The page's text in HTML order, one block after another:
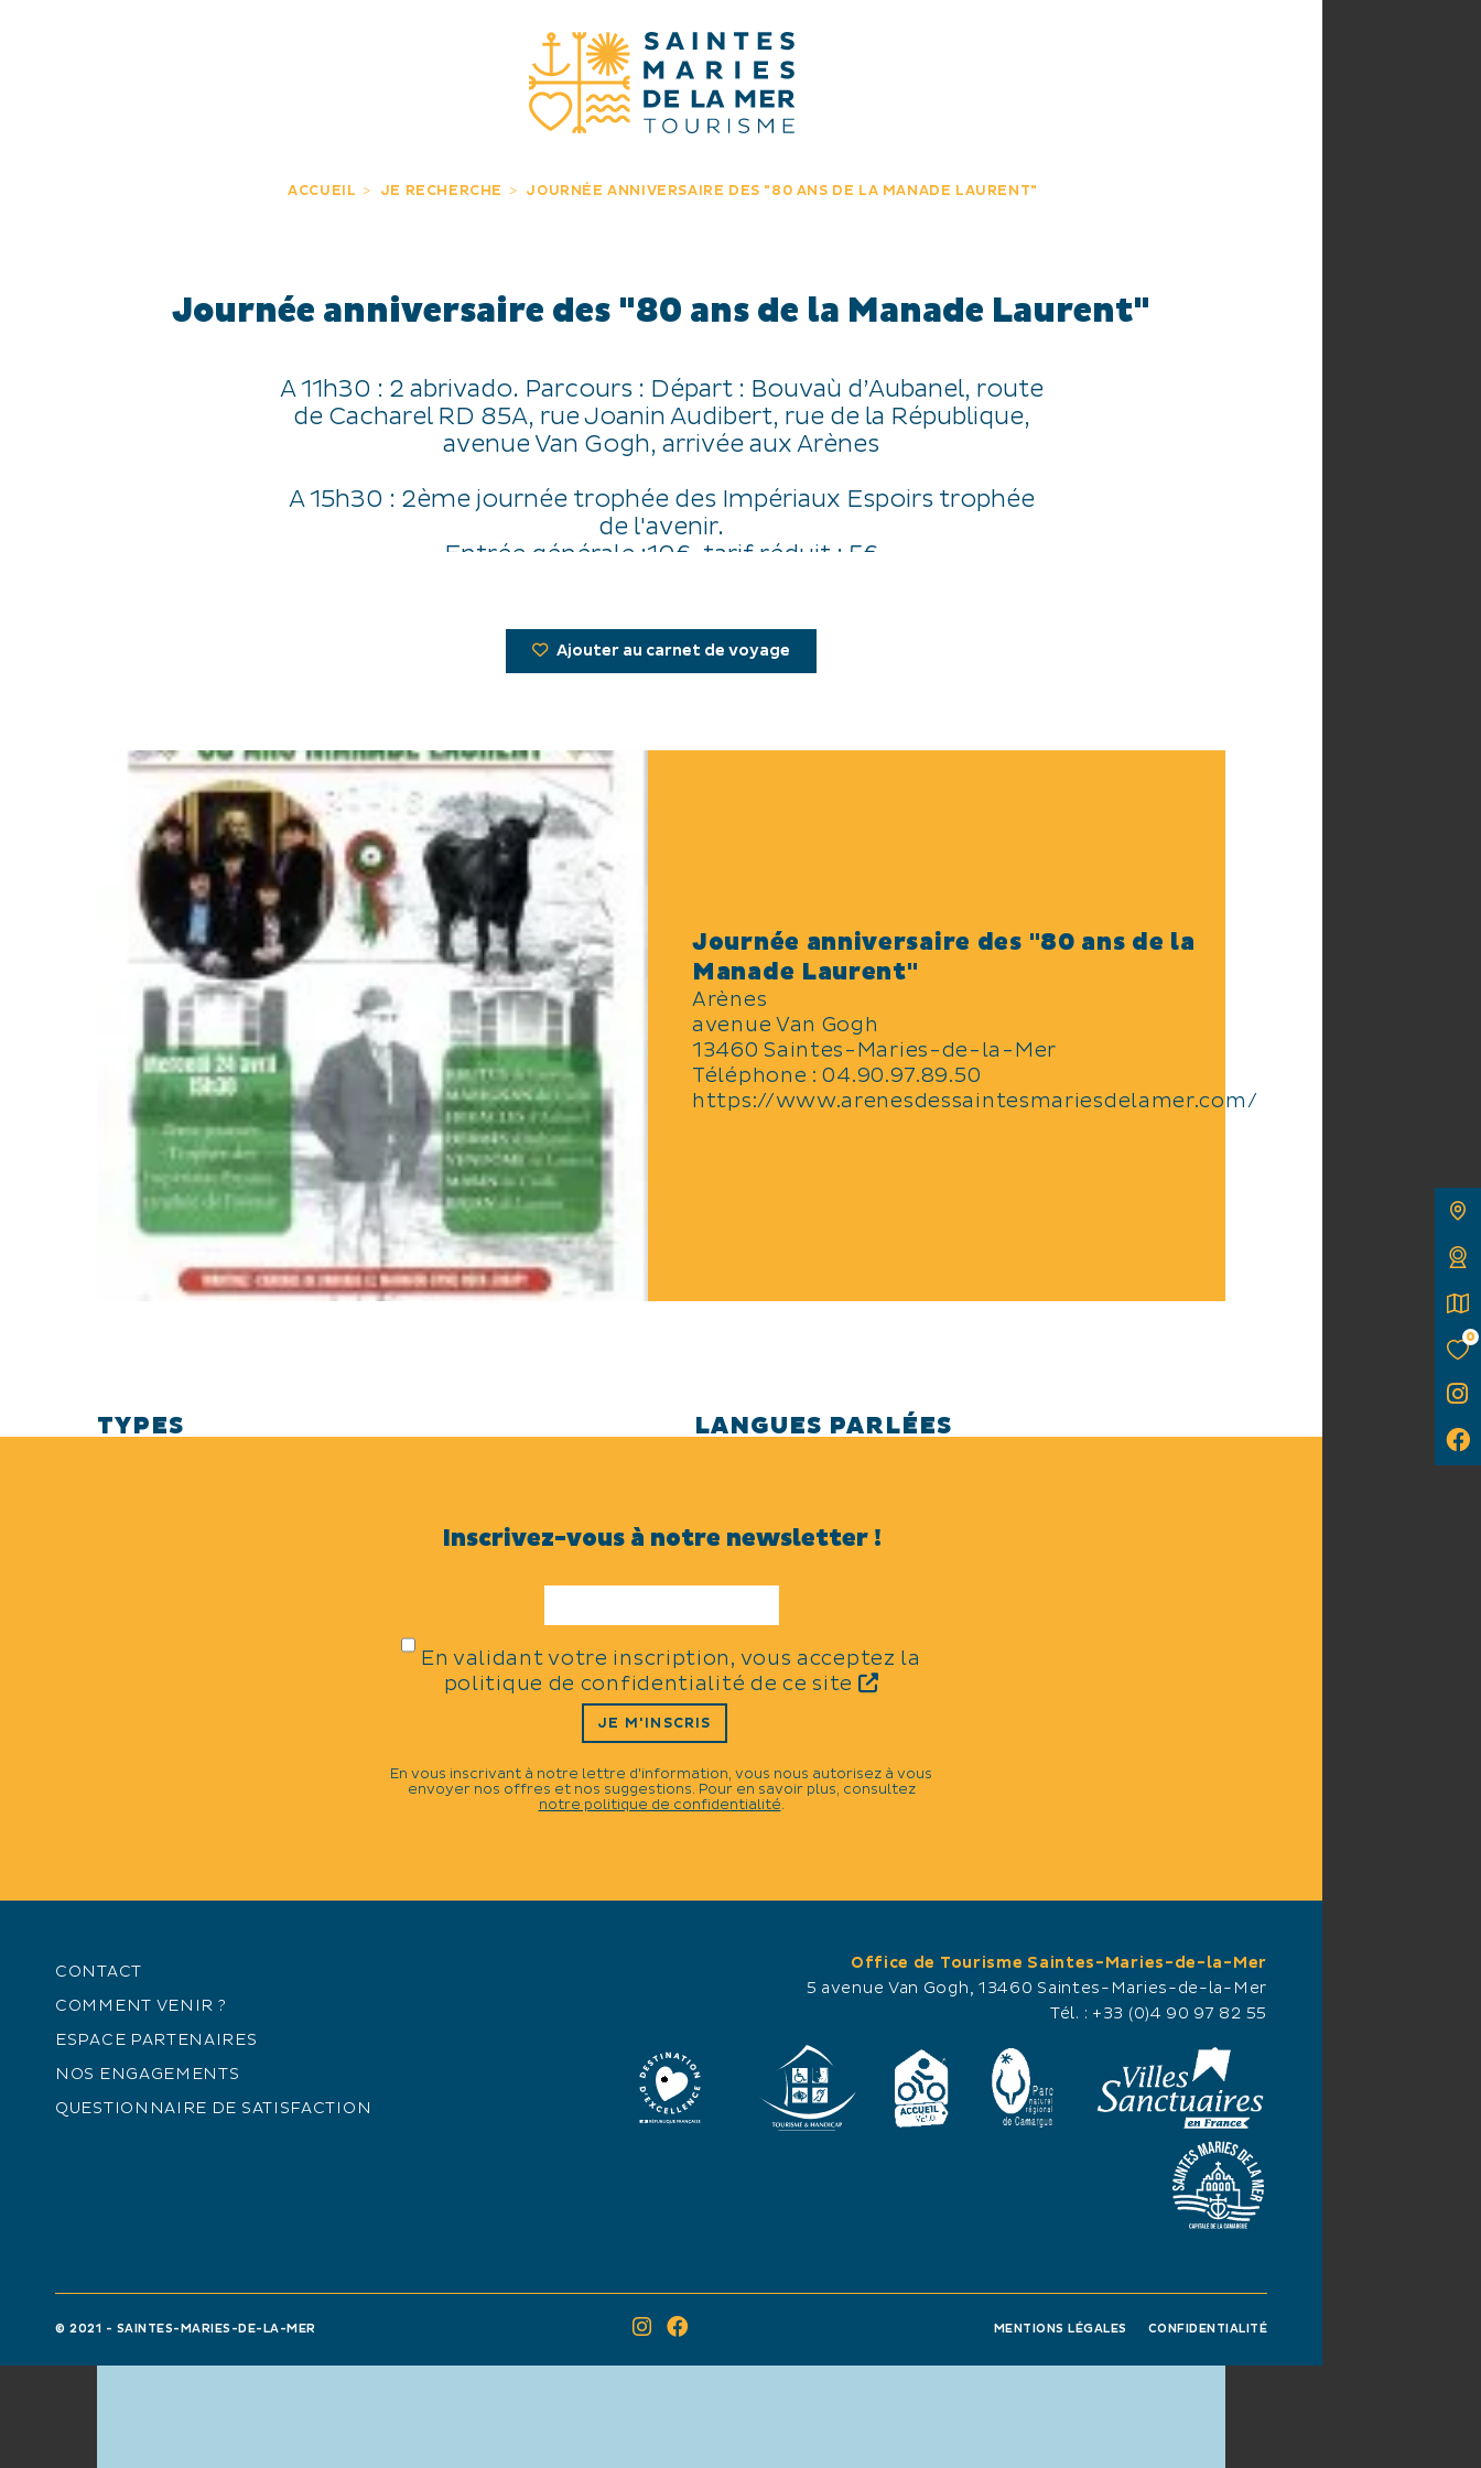
ACCUEIL JE RECHERCHE JOURNÉE ANNIVERSAIRE DES "80 ANS DE LA MANADE LAURENT"
Journée anniversaire des "80 ans de la Manade Laurent"
A 11h30 : 2 abrivado. Parcours : Départ : Bouvaù d’Aubanel, route
de Cacharel RD 85A, rue Joanin Audibert, rue de la République,
avenue Van Gogh, arrivée aux Arènes
A 15h30 : 2ème journée trophée des Impériaux Espoirs trophée
de l'avenir.
Entrée générale :10€, tarif réduit : 5€
Ajouter au carnet de voyage
Journée anniversaire des "80 ans de la
Manade Laurent"
Arènes
avenue Van Gogh
13460 Saintes-Maries-de-la-Mer
Téléphone :04.90.97.89.50
https://www.arenesdessaintesmariesdelamer.com/
TYPES
DATES DE LA MANIFESTATION
LANGUES PARLÉES
TYPES
Distractions et loisirs
CATÉGORIES
Dîner / Repas spectacle
+
−
0
Inscrivez-vous à notre newsletter !
En validant votre inscription, vous acceptez la
politique de confidentialité de ce site
JE M'INSCRIS
En vous inscrivant à notre lettre d'information, vous nous autorisez à vous
envoyer nos offres et nos suggestions. Pour en savoir plus, consultez
notre politique de confidentialité.
CONTACT
COMMENT VENIR ?
ESPACE PARTENAIRES
NOS ENGAGEMENTS
QUESTIONNAIRE DE SATISFACTION
Office de Tourisme Saintes-Maries-de-la-Mer
5 avenue Van Gogh, 13460 Saintes-Maries-de-la-Mer
Tél. : +33 (0)4 90 97 82 55
© 2021 - SAINTES-MARIES-DE-LA-MER MENTIONS LÉGALES CONFIDENTIALITÉ